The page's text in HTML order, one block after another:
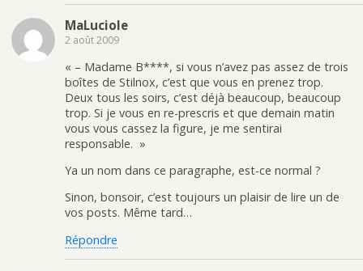
MaLuciole
2 août 2009
« – Madame B****, si vous n’avez pas assez de trois
boîtes de Stilnox, c’est que vous en prenez trop.
Deux tous les soirs, c’est déjà beaucoup, beaucoup
trop. Si je vous en re-prescris et que demain matin
vous vous cassez la figure, je me sentirai
responsable. »
Ya un nom dans ce paragraphe, est-ce normal ?
Sinon, bonsoir, c’est toujours un plaisir de lire un de
vos posts. Même tard…
Répondre